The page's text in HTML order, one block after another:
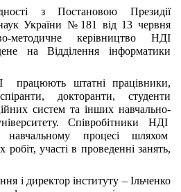
з Постановою Президії
України №181 від 13 червня
керівництво НДІ
на Відділення інформатики
працюють штатні працівники,
докторанти, студенти
систем та інших навчально-
Співробітники НДІ
процесі шляхом
участі в проведенні занять,
і директор інституту – Ільченко